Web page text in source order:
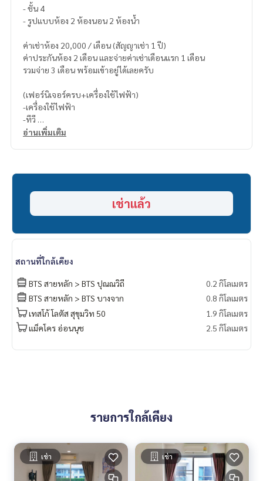
- ชั้น 4
- รูปแบบห้อง 2 ห้องนอน 2 ห้องน้ำ
ค่าเช่าห้อง 20,000 / เดือน (สัญญาเช่า 1 ปี)
ค่าประกันห้อง 2 เดือน และจ่ายค่าเช่าเดือนแรก 1 เดือน
รวมจ่าย 3 เดือน พร้อมเข้าอยู่ได้เลยครับ
(เฟอร์นิเจอร์ครบ+เครื่องใช้ไฟฟ้า)
-เครื่องใช้ไฟฟ้า
-ทีวี
-ตู้เย็น
อ่านเพิ่มเติม
เช่าแล้ว
สถานที่ใกล้เคียง
BTS สายหลัก > BTS ปุณณวิถี
0.2 กิโลเมตร
BTS สายหลัก > BTS บางจาก
0.8 กิโลเมตร
เทสโก้ โลตัส สุขุมวิท 50
1.9 กิโลเมตร
แม็คโคร อ่อนนุช
2.5 กิโลเมตร
รายการใกล้เคียง
เช่า เช่า